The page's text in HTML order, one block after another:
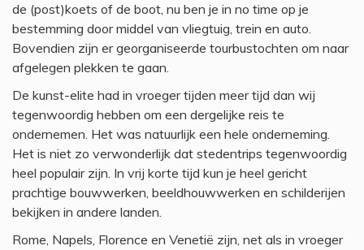
de (post)koets of de boot, nu ben je in no time op je
bestemming door middel van vliegtuig, trein en auto.
Bovendien zijn er georganiseerde tourbustochten om naar
afgelegen plekken te gaan.
De kunst-elite had in vroeger tijden meer tijd dan wij
tegenwoordig hebben om een dergelijke reis te
ondernemen. Het was natuurlijk een hele onderneming.
Het is niet zo verwonderlijk dat stedentrips tegenwoordig
heel populair zijn. In vrij korte tijd kun je heel gericht
prachtige bouwwerken, beeldhouwwerken en schilderijen
bekijken in andere landen.
Rome, Napels, Florence en Venetië zijn, net als in vroeger